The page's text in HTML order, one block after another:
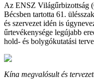
Az ENSZ Világűrbizottság
Bécsben tartotta 61.
és szervezet idén is
űrtevékenysége legújabb
hold- és bolygókutatási
Kína megvalósult és